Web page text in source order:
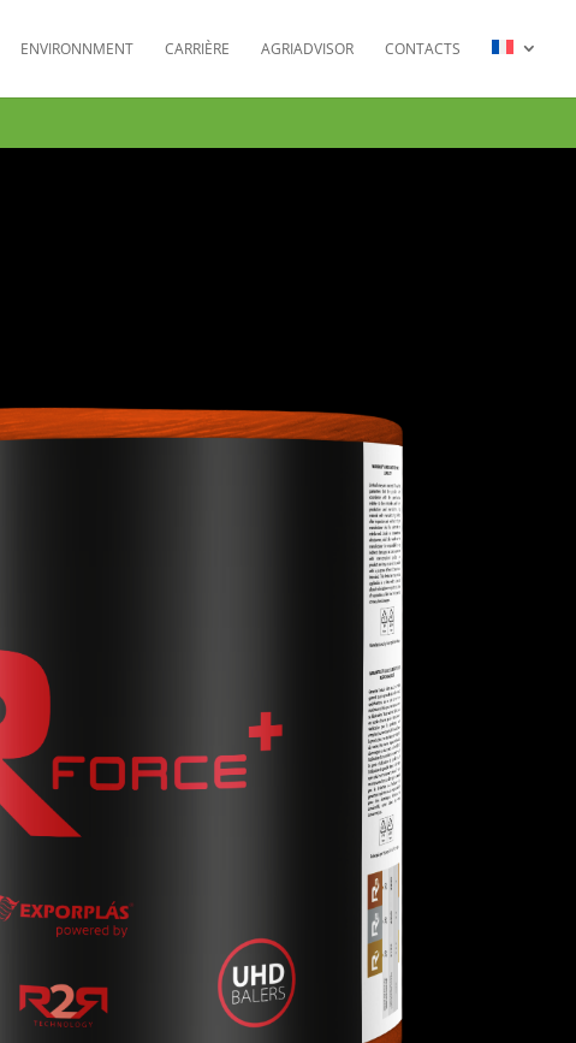
ENVIRONNMENT CARRIÈRE AGRIADVISOR CONTACTS